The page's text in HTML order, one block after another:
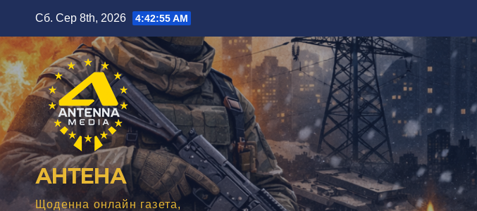
вмісту
Сб. Сер 8th, 2026 4:42:56 AM
АНТЕНА
Щоденна онлайн газета,